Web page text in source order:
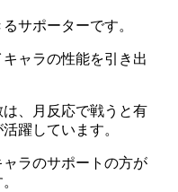
サポーターです。
ャラの性能を引き出
、月反応で戦うと有
躍しています。
ラのサポートの方が